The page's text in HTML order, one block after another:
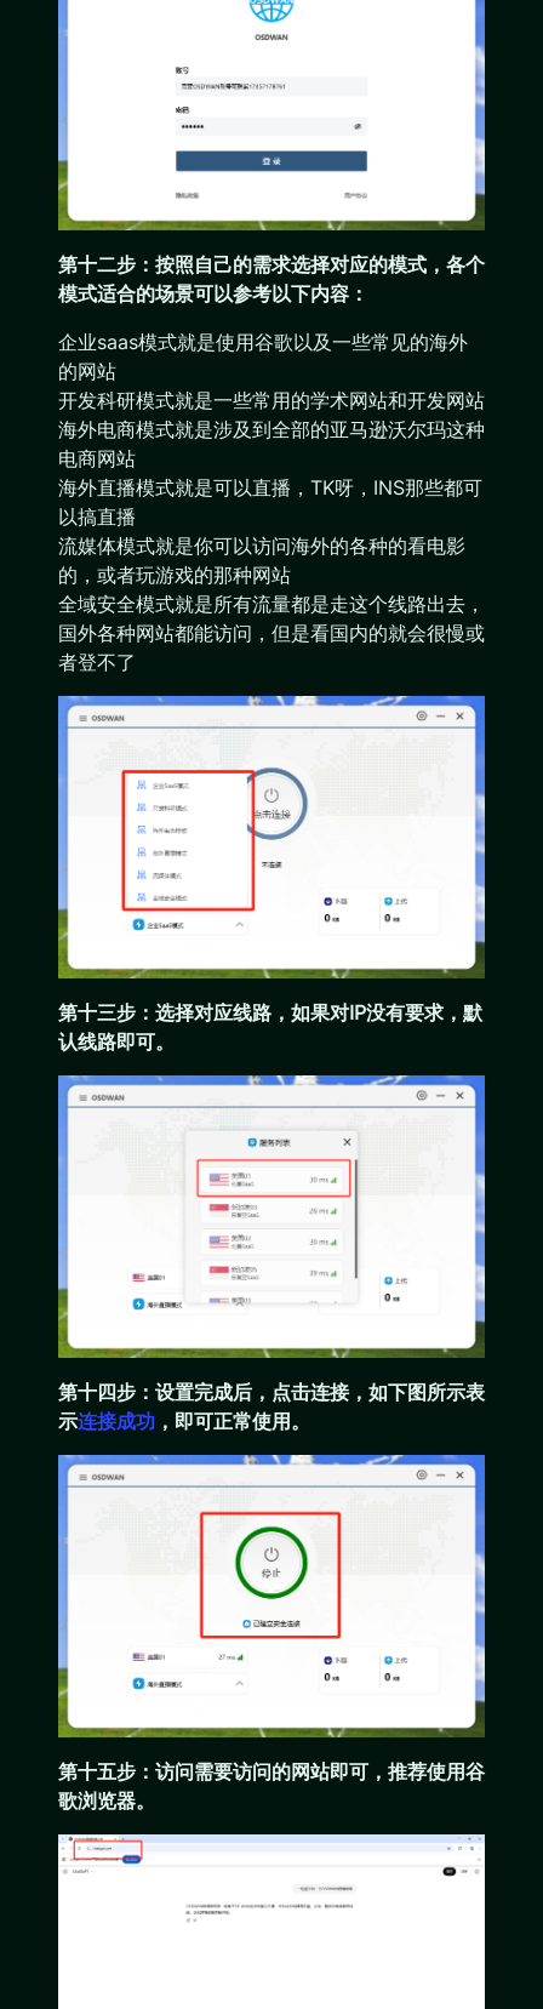
第十二步：按照自己的需求选择对应的模式，各个
模式适合的场景可以参考以下内容：
企业saas模式就是使用谷歌以及一些常见的海外
的网站
开发科研模式就是一些常用的学术网站和开发网站
海外电商模式就是涉及到全部的亚马逊沃尔玛这种
电商网站
海外直播模式就是可以直播，TK呀，INS那些都可
以搞直播
流媒体模式就是你可以访问海外的各种的看电影
的，或者玩游戏的那种网站
全域安全模式就是所有流量都是走这个线路出去，
国外各种网站都能访问，但是看国内的就会很慢或
者登不了
第十三步：选择对应线路，如果对IP没有要求，默
认线路即可。
第十四步：设置完成后，点击连接，如下图所示表
示连接成功 ，即可正常使用。
第十五步：访问需要访问的网站即可，推荐使用谷
歌浏览器。